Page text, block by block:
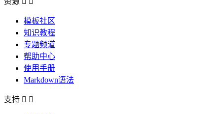
模板社区
知识教程
专题频道
帮助中心
使用手册
Markdown语法
支持  